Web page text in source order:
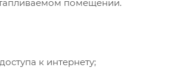
помещении.
к интернету;